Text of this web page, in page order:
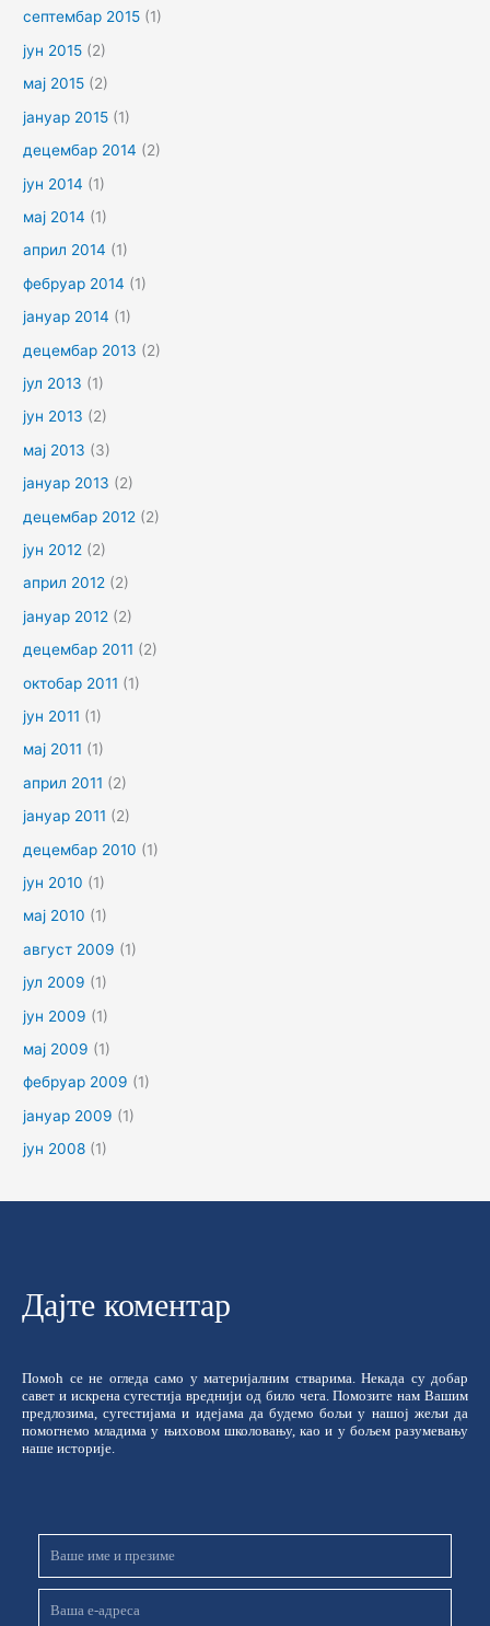
септембар 2015 (1)
јун 2015 (2)
мај 2015 (2)
јануар 2015 (1)
децембар 2014 (2)
јун 2014 (1)
мај 2014 (1)
април 2014 (1)
фебруар 2014 (1)
јануар 2014 (1)
децембар 2013 (2)
јул 2013 (1)
јун 2013 (2)
мај 2013 (3)
јануар 2013 (2)
децембар 2012 (2)
јун 2012 (2)
април 2012 (2)
јануар 2012 (2)
децембар 2011 (2)
октобар 2011 (1)
јун 2011 (1)
мај 2011 (1)
април 2011 (2)
јануар 2011 (2)
децембар 2010 (1)
јун 2010 (1)
мај 2010 (1)
август 2009 (1)
јул 2009 (1)
јун 2009 (1)
мај 2009 (1)
фебруар 2009 (1)
јануар 2009 (1)
јун 2008 (1)
Дајте коментар
Помоћ се не огледа само у материјалним стварима. Некада су добар
савет и искрена сугестија вреднији од било чега. Помозите нам Вашим
предлозима, сугестијама и идејама да будемо бољи у нашој жељи да
помогнемо младима у њиховом школовању, као и у бољем разумевању
наше историје.
презиме